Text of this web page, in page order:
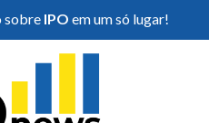
sobre IPO em um só lugar!